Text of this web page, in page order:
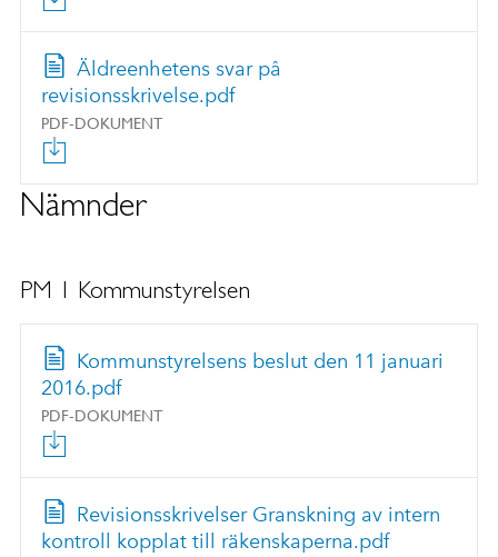
Äldreenhetens svar på
revisionsskrivelse.pdf
PDF-DOKUMENT
Nämnder
PM 1 Kommunstyrelsen
Kommunstyrelsens beslut den 11 januari
2016.pdf
PDF-DOKUMENT
Revisionsskrivelser Granskning av intern
kontroll kopplat till räkenskaperna.pdf